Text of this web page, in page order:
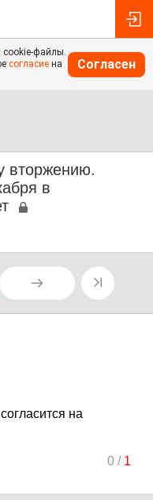
cookie-файлы.
согласие на
Согласен
вторжению.
в
на
0/ 1